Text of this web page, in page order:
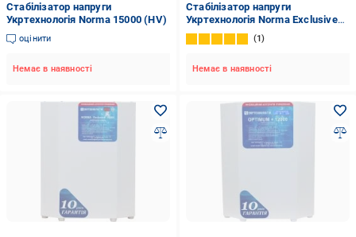
Стабілізатор напруги
Укртехнологія Norma 15000 (HV)
оцінити
Немає в наявності
Стабілізатор напруги
Укртехнологія Norma Exclusive
12000
1
Немає в наявності